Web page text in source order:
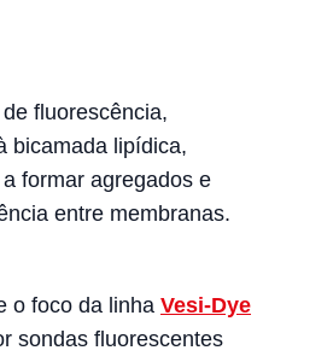
fluorescência,
bicamada lipídica,
formar agregados e
entre membranas.
o foco da linha Vesi-Dye
sondas fluorescentes